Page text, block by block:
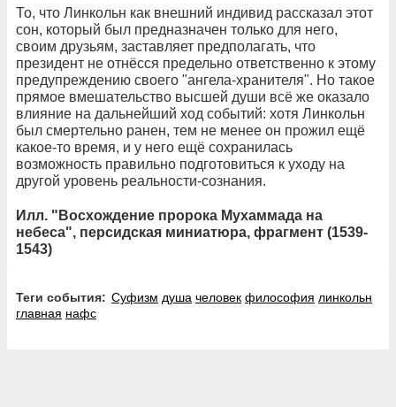
То, что Линкольн как внешний индивид рассказал этот
сон, который был предназначен только для него,
своим друзьям, заставляет предполагать, что
президент не отнёсся предельно ответственно к этому
предупреждению своего "ангела-хранителя". Но такое
прямое вмешательство высшей души всё же оказало
влияние на дальнейший ход событий: хотя Линкольн
был смертельно ранен, тем не менее он прожил ещё
какое-то время, и у него ещё сохранилась
возможность правильно подготовиться к уходу на
другой уровень реальности-сознания.
Илл. "Восхождение пророка Мухаммада на
небеса", персидская миниатюра, фрагмент (1539-
1543)
Теги события: Суфизм душа человек философия линкольн
главная нафс